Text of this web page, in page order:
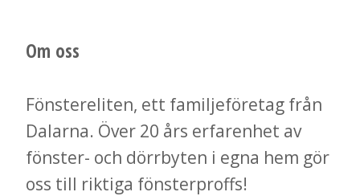
Om oss
Fönstereliten, ett familjeföretag från
Dalarna. Över 20 års erfarenhet av
fönster- och dörrbyten i egna hem gör
oss till riktiga fönsterproffs!